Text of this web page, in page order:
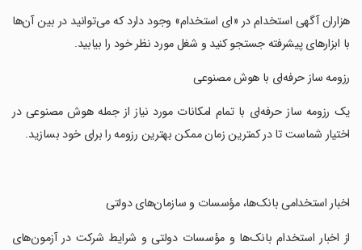
‏‏‏‏‏‏هزاران آگهی‌ استخدام در «ای استخدام» وجود دارد که می‌توانید در بین آن‌ها
با ابزارهای پیشرفته جستجو کنید و شغل مورد نظر خود را بیابید.
‏‏‏‏‏‏رزومه ساز حرفه‌ای با هوش مصنوعی
‏‏‏‏‏‏یک رزومه ساز حرفه‌ای با تمام امکانات مورد نیاز از جمله هوش مصنوعی در
اختیار شماست تا در کمترین زمان ممکن بهترین رزومه را برای خود بسازید.
‏‏‏‏‏اخبار استخدامی بانک‌ها، مؤسسات و سازمان‌های دولتی
‏‏‏‏‏‏از اخبار استخدام بانک‌ها و مؤسسات دولتی و شرایط شرکت در آزمون‌های